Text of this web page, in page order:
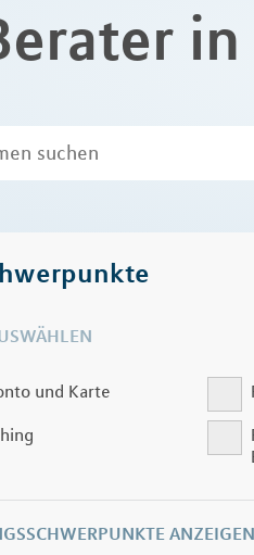
ANZEIGEN
und Karte